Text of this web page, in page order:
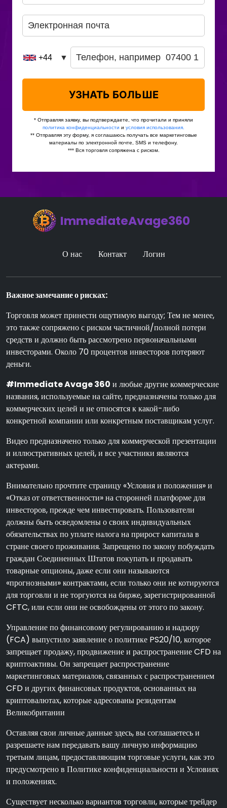
ImmediateAvage360
О нас Контакт Логин
Важное замечание о рисках:
Торговля может принести ощутимую выгоду; Тем не менее,
это также сопряжено с риском частичной/полной потери
средств и должно быть рассмотрено первоначальными
инвесторами. Около 70 процентов инвесторов потеряют
деньги.
#Immediate Avage 360 и любые другие коммерческие
названия, используемые на сайте, предназначены только для
коммерческих целей и не относятся к какой-либо
конкретной компании или конкретным поставщикам услуг.
Видео предназначено только для коммерческой презентации
и иллюстративных целей, и все участники являются
актерами.
Внимательно прочтите страницу «Условия и положения» и
«Отказ от ответственности» на сторонней платформе для
инвесторов, прежде чем инвестировать. Пользователи
должны быть осведомлены о своих индивидуальных
обязательствах по уплате налога на прирост капитала в
стране своего проживания. Запрещено по закону побуждать
граждан Соединенных Штатов покупать и продавать
товарные опционы, даже если они называются
«прогнозными» контрактами, если только они не котируются
для торговли и не торгуются на бирже, зарегистрированной
CFTC, или если они не освобождены от этого по закону.
Управление по финансовому регулированию и надзору
(FCA) выпустило заявление о политике PS20/10, которое
запрещает продажу, продвижение и распространение CFD на
криптоактивы. Он запрещает распространение
маркетинговых материалов, связанных с распространением
CFD и других финансовых продуктов, основанных на
криптовалютах, которые адресованы резидентам
Великобритании
Оставляя свои личные данные здесь, вы соглашаетесь и
разрешаете нам передавать вашу личную информацию
третьим лицам, предоставляющим торговые услуги, как это
предусмотрено в Политике конфиденциальности и Условиях
и положениях.
Существует несколько вариантов торговли, которые трейдер